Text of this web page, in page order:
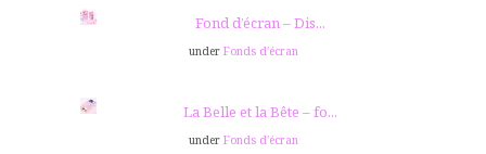
Fond d’écran – Dis...
under Fonds d'écran
La Belle et la Bête – fo...
under Fonds d'écran